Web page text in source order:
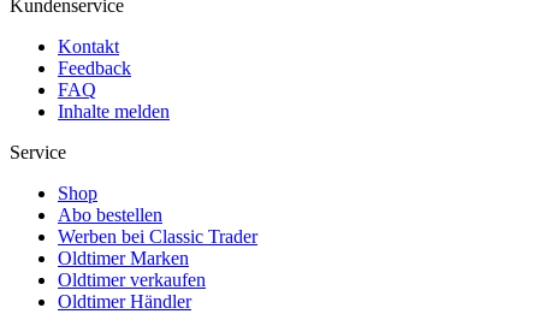
Kundenservice
Kontakt
Feedback
FAQ
Inhalte melden
Service
Shop
Abo bestellen
Werben bei Classic Trader
Oldtimer Marken
Oldtimer verkaufen
Oldtimer Händler